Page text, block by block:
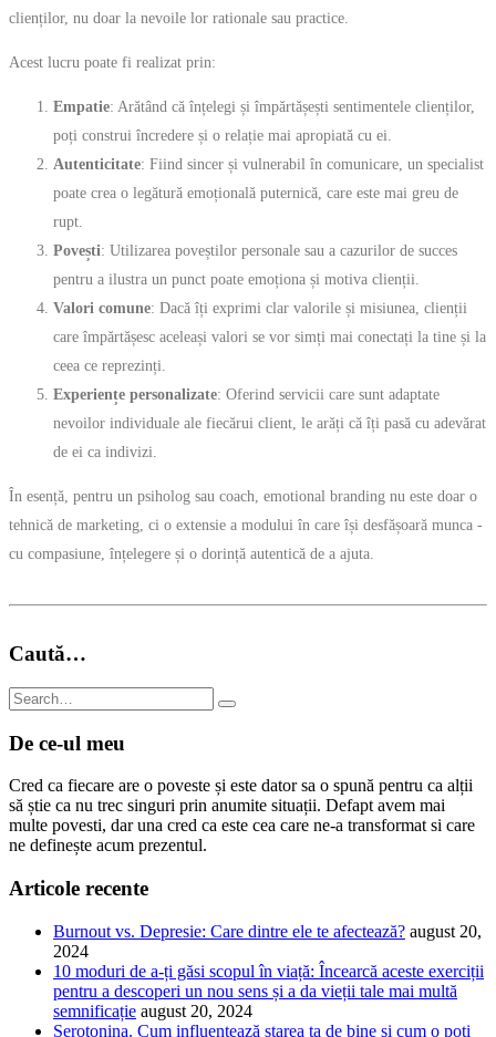
clienților, nu doar la nevoile lor rationale sau practice.
Acest lucru poate fi realizat prin:
Empatie: Arătând că înțelegi și împărtășești sentimentele clienților,
poți construi încredere și o relație mai apropiată cu ei.
Autenticitate: Fiind sincer și vulnerabil în comunicare, un specialist
poate crea o legătură emoțională puternică, care este mai greu de
rupt.
Povești: Utilizarea poveștilor personale sau a cazurilor de succes
pentru a ilustra un punct poate emoționa și motiva clienții.
Valori comune: Dacă îți exprimi clar valorile și misiunea, clienții
care împărtășesc aceleași valori se vor simți mai conectați la tine și la
ceea ce reprezinți.
Experiențe personalizate: Oferind servicii care sunt adaptate
nevoilor individuale ale fiecărui client, le arăți că îți pasă cu adevărat
de ei ca indivizi.
În esență, pentru un psiholog sau coach, emotional branding nu este doar o
tehnică de marketing, ci o extensie a modului în care își desfășoară munca -
cu compasiune, înțelegere și o dorință autentică de a ajuta.
Caută…
De ce-ul meu
Cred ca fiecare are o poveste și este dator sa o spună pentru ca alții
să știe ca nu trec singuri prin anumite situații. Defapt avem mai
multe povesti, dar una cred ca este cea care ne-a transformat si care
ne definește acum prezentul.
Articole recente
Burnout vs. Depresie: Care dintre ele te afectează? august 20,
2024
10 moduri de a-ți găsi scopul în viață: Încearcă aceste exerciții
pentru a descoperi un nou sens și a da vieții tale mai multă
semnificație august 20, 2024
Serotonina. Cum influențează starea ta de bine și cum o poți